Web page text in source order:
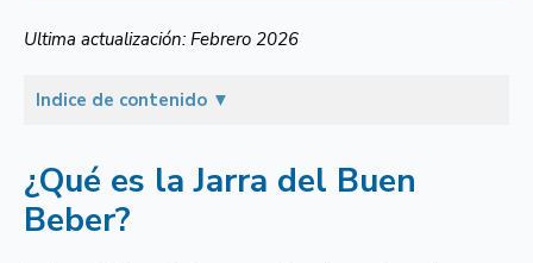
Ultima actualización: Febrero 2026
Indice de contenido ▼
¿Qué es la Jarra del Buen
Beber?